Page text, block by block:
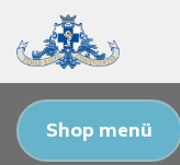
Shop menü